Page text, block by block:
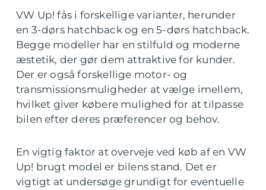
VW Up! fås i forskellige varianter, herunder
en 3-dørs hatchback og en 5-dørs hatchback.
Begge modeller har en stilfuld og moderne
æstetik, der gør dem attraktive for kunder.
Der er også forskellige motor- og
transmissionsmuligheder at vælge imellem,
hvilket giver købere mulighed for at tilpasse
bilen efter deres præferencer og behov.
En vigtig faktor at overveje ved køb af en VW
Up! brugt model er bilens stand. Det er
vigtigt at undersøge grundigt for eventuelle